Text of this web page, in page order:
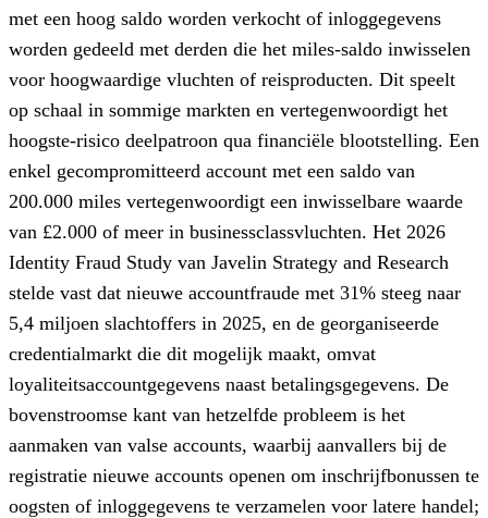
met een hoog saldo worden verkocht of inloggegevens
worden gedeeld met derden die het miles-saldo inwisselen
voor hoogwaardige vluchten of reisproducten. Dit speelt
op schaal in sommige markten en vertegenwoordigt het
hoogste-risico deelpatroon qua financiële blootstelling. Een
enkel gecompromitteerd account met een saldo van
200.000 miles vertegenwoordigt een inwisselbare waarde
van £2.000 of meer in businessclassvluchten. Het 2026
Identity Fraud Study van Javelin Strategy and Research
stelde vast dat nieuwe accountfraude met 31% steeg naar
5,4 miljoen slachtoffers in 2025, en de georganiseerde
credentialmarkt die dit mogelijk maakt, omvat
loyaliteitsaccountgegevens naast betalingsgegevens. De
bovenstroomse kant van hetzelfde probleem is het
aanmaken van valse accounts, waarbij aanvallers bij de
registratie nieuwe accounts openen om inschrijfbonussen te
oogsten of inloggegevens te verzamelen voor latere handel;